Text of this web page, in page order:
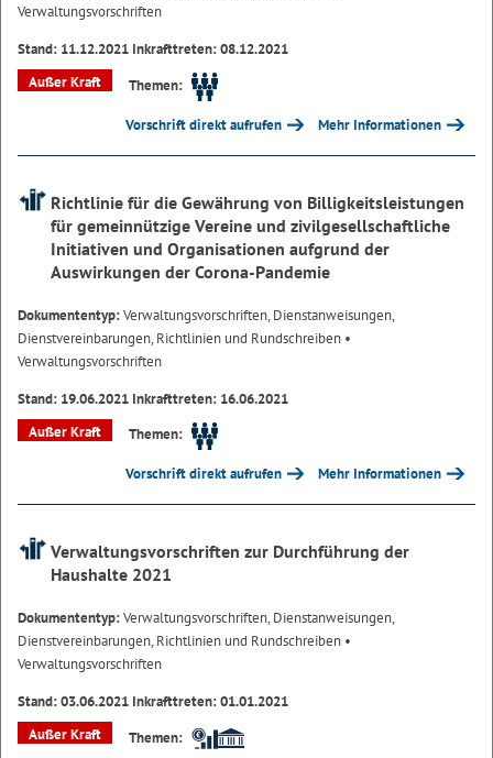
Verwaltungsvorschriften
Stand: 11.12.2021 Inkrafttreten: 08.12.2021
Außer Kraft
Themen:
Vorschrift direkt aufrufen Mehr Informationen
Richtlinie für die Gewährung von Billigkeitsleistungen
für gemeinnützige Vereine und zivilgesellschaftliche
Initiativen und Organisationen aufgrund der
Auswirkungen der Corona-Pandemie
Dokumententyp:Verwaltungsvorschriften, Dienstanweisungen,
Dienstvereinbarungen, Richtlinien und Rundschreiben •
Verwaltungsvorschriften
Stand: 19.06.2021 Inkrafttreten: 16.06.2021
Außer Kraft
Themen:
Vorschrift direkt aufrufen Mehr Informationen
Verwaltungsvorschriften zur Durchführung der
Haushalte 2021
Dokumententyp:Verwaltungsvorschriften, Dienstanweisungen,
Dienstvereinbarungen, Richtlinien und Rundschreiben •
Verwaltungsvorschriften
Stand: 03.06.2021 Inkrafttreten: 01.01.2021
Außer Kraft
Themen: